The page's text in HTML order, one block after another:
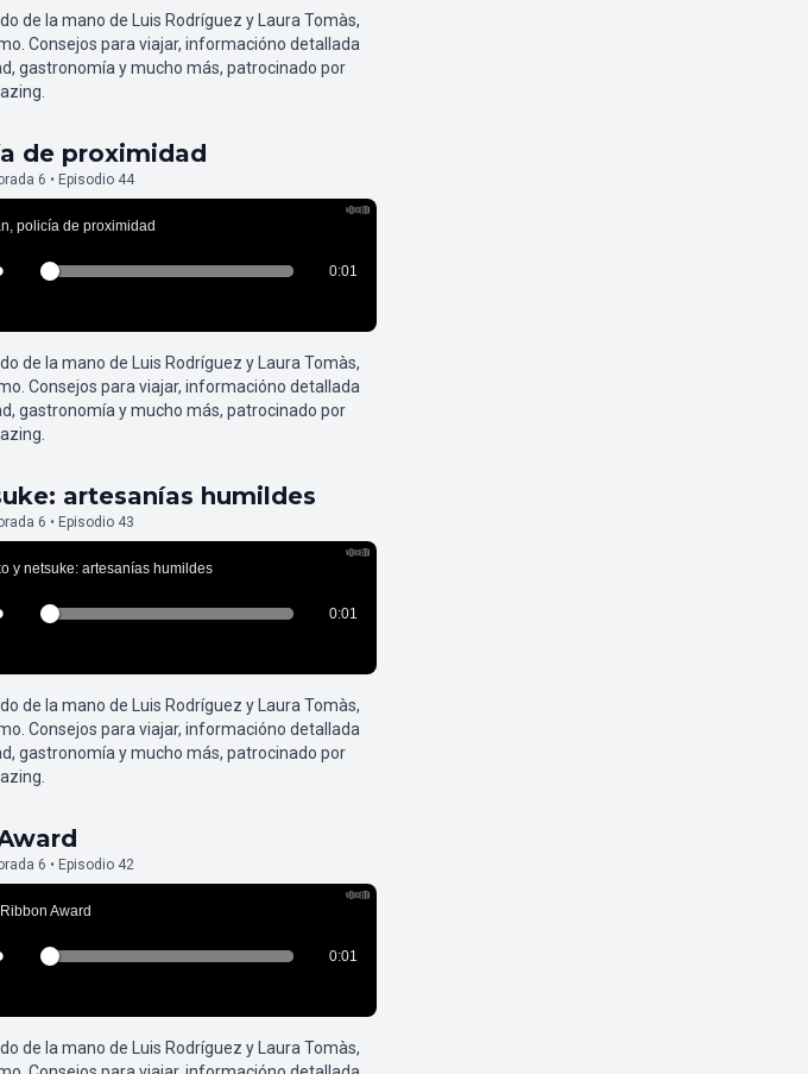
de la mano de Luis Rodríguez y Laura Tomàs,
Consejos para viajar, informacióno detallada
gastronomía y mucho más, patrocinado por
de proximidad
6 • Episodio 44
de la mano de Luis Rodríguez y Laura Tomàs,
Consejos para viajar, informacióno detallada
gastronomía y mucho más, patrocinado por
artesanías humildes
6 • Episodio 43
de la mano de Luis Rodríguez y Laura Tomàs,
Consejos para viajar, informacióno detallada
gastronomía y mucho más, patrocinado por
6 • Episodio 42
de la mano de Luis Rodríguez y Laura Tomàs,